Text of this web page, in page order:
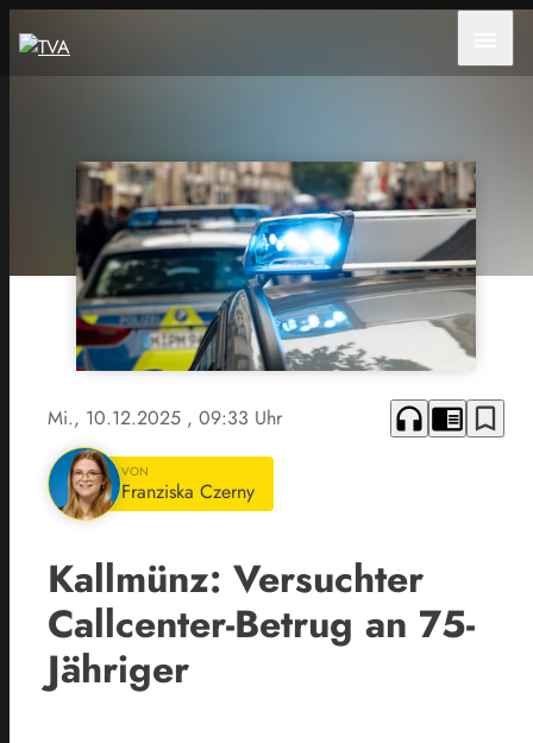
Mi., 10.12.2025 , 09:33 Uhr headphones chrome_reader_mode bookmark_border
VON
Franziska Czerny
Kallmünz: Versuchter
Callcenter-Betrug an 75-
Jähriger